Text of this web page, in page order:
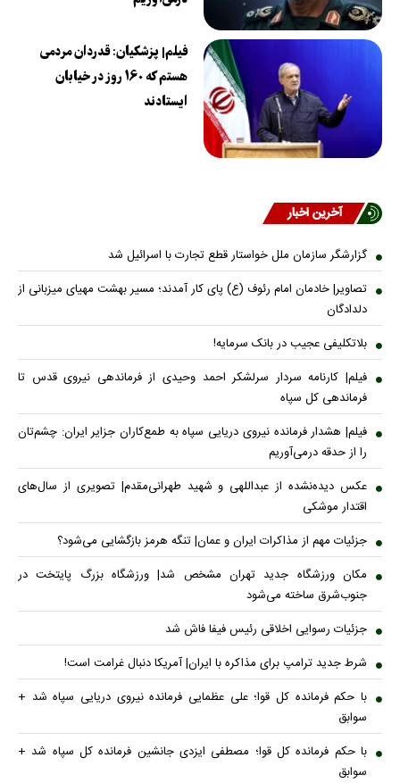
فیلم| پزشکیان: قدردان مردمی
هستم که ۱۶۰ روز در خیابان
ایستادند
آخرین اخبار
گزارشگر سازمان ملل خواستار قطع تجارت با اسرائیل شد
تصاویر| خادمان امام رئوف (ع) پای کار آمدند؛ مسیر بهشت مهیای میزبانی از
دلدادگان
بلاتکلیفی عجیب در بانک سرمایه!
فیلم| کارنامه سردار سرلشکر احمد وحیدی از فرماندهی نیروی قدس تا
فرماندهی کل سپاه
فیلم| هشدار فرمانده نیروی دریایی سپاه به طمع‌کاران جزایر ایران: چشم‌تان
را از حدقه درمی‌آوریم
عکس دیده‌نشده از عبداللهی و شهید طهرانی‌مقدم| تصویری از سال‌های
اقتدار موشکی
جزئیات مهم از مذاکرات ایران و عمان| تنگه هرمز بازگشایی می‌شود؟
مکان ورزشگاه جدید تهران مشخص شد| ورزشگاه بزرگ پایتخت در
جنوب‌شرق ساخته می‌شود
جزئیات رسوایی اخلاقی رئیس فیفا فاش شد
شرط جدید ترامپ برای مذاکره با ایران| آمریکا دنبال غرامت است!
با حکم فرمانده کل قوا؛ علی عظمایی فرمانده نیروی دریایی سپاه شد +
سوابق
با حکم فرمانده کل قوا؛ مصطفی ایزدی جانشین فرمانده کل سپاه شد +
سوابق